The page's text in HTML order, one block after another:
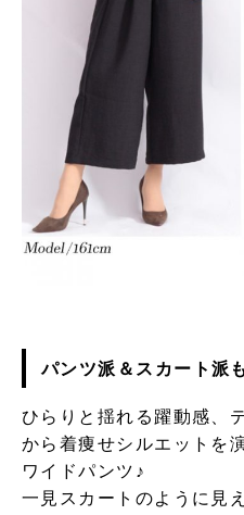
パンツ派＆スカート派
ひらりと揺れる躍動感、
から着痩せシルエットを
ワイドパンツ♪
一見スカートのように見